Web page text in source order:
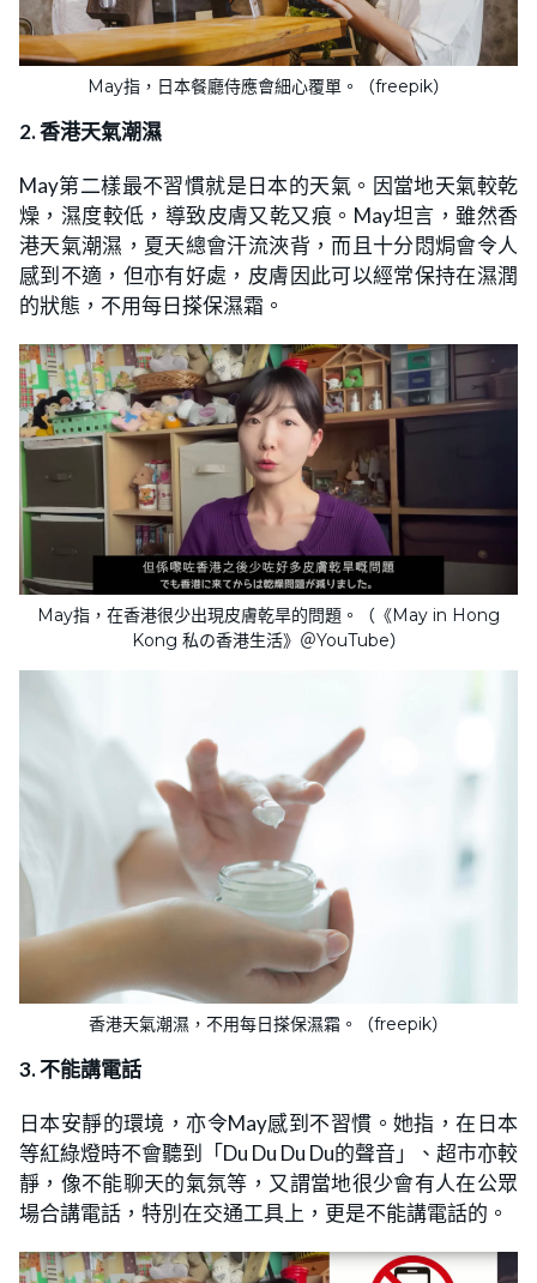
May指，日本餐廳侍應會細心覆單。（freepik）
2. 香港天氣潮濕
May第二樣最不習慣就是日本的天氣。因當地天氣較乾
燥，濕度較低，導致皮膚又乾又痕。May坦言，雖然香
港天氣潮濕，夏天總會汗流浹背，而且十分悶焗會令人
感到不適，但亦有好處，皮膚因此可以經常保持在濕潤
的狀態，不用每日搽保濕霜。
May指，在香港很少出現皮膚乾旱的問題。（《May in Hong
Kong 私の香港生活》＠YouTube）
香港天氣潮濕，不用每日搽保濕霜。（freepik）
3. 不能講電話
日本安靜的環境，亦令May感到不習慣。她指，在日本
等紅綠燈時不會聽到「Du Du Du Du的聲音」、超市亦較
靜，像不能聊天的氣氛等，又謂當地很少會有人在公眾
場合講電話，特別在交通工具上，更是不能講電話的。